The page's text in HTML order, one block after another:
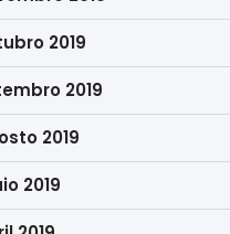
2019
2019
2019
2019